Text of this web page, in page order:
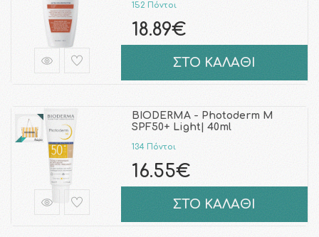
152 Πόντοι
18.89€
ΣΤΟ ΚΑΛΑΘΙ
BIODERMA - Photoderm M
SPF50+ Light| 40ml
134 Πόντοι
16.55€
ΣΤΟ ΚΑΛΑΘΙ